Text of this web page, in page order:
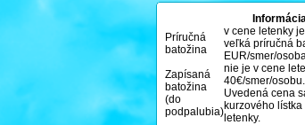
Príručná
batožina
v cene letenky
veľká príručná
EUR/smer/
Zapísaná
batožina
(do
podpalubia)
nie je v cene
40€/smer/
Uvedená cena
kurzového
letenky.